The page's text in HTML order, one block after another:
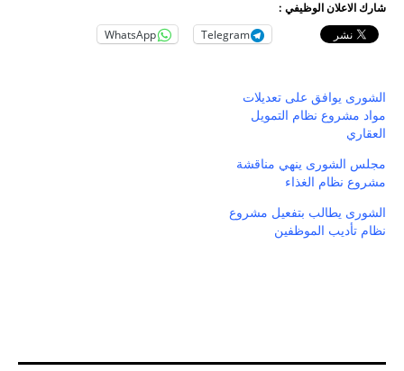
شارك الاعلان الوظيفي :
Telegram
WhatsApp
الشورى يوافق على تعديلات
مواد مشروع نظام التمويل
العقاري
مجلس الشورى ينهي مناقشة
مشروع نظام الغذاء
الشورى يطالب بتفعيل مشروع
نظام تأديب الموظفين